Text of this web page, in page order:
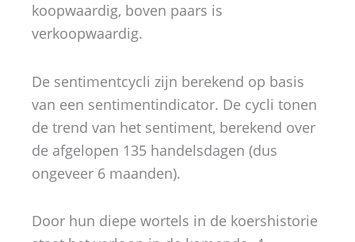
koopwaardig, boven paars is
verkoopwaardig.
De sentimentcycli zijn berekend op basis
van een sentimentindicator. De cycli tonen
de trend van het sentiment, berekend over
de afgelopen 135 handelsdagen (dus
ongeveer 6 maanden).
Door hun diepe wortels in de koershistorie